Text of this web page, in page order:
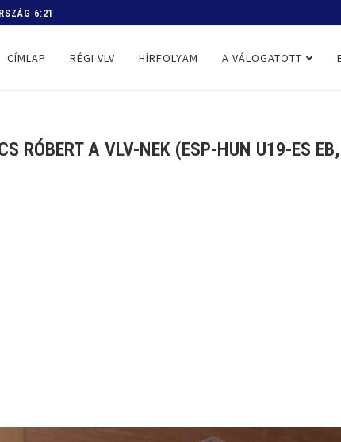
PROGRAM
CÍMLAP RÉGI VLV HÍRFOLYAM A VÁLOGATOTT
RÓBERT A VLV-NEK (ESP-HUN U19-ES